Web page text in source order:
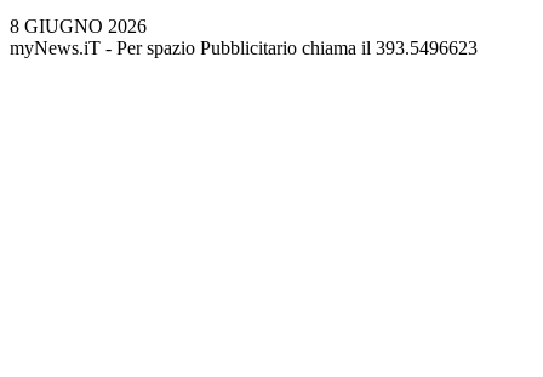
8 GIUGNO 2026
myNews.iT - Per spazio Pubblicitario chiama il 393.5496623